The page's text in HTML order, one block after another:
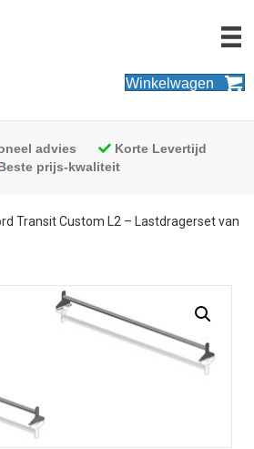
Winkelwagen
advies
Korte Levertijd
prijs-kwaliteit
Transit Custom L2 – Lastdragerset van